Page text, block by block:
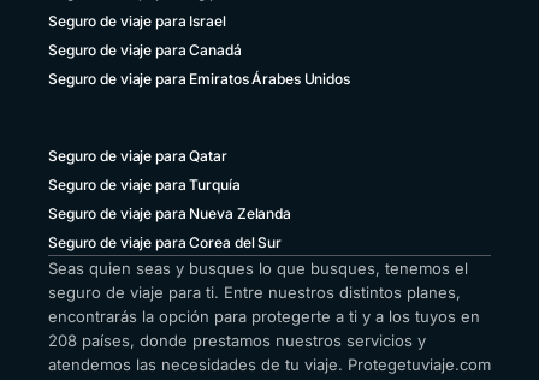
Seguro de viaje para Israel
Seguro de viaje para Canadá
Seguro de viaje para Emiratos Árabes Unidos
Seguro de viaje para Qatar
Seguro de viaje para Turquía
Seguro de viaje para Nueva Zelanda
Seguro de viaje para Corea del Sur
Seas quien seas y busques lo que busques, tenemos el
seguro de viaje para ti. Entre nuestros distintos planes,
encontrarás la opción para protegerte a ti y a los tuyos en
208 países, donde prestamos nuestros servicios y
atendemos las necesidades de tu viaje. Protegetuviaje.com